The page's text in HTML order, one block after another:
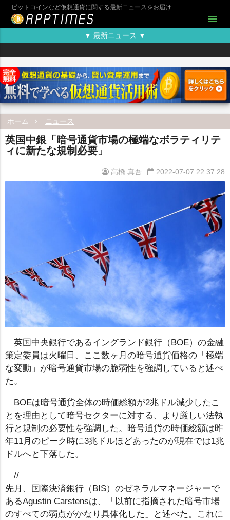
ビットコインなど仮想通貨に関する最新ニュースをお届け
menu
▼ 最新ニュース ▼
ホーム ニュース
英国中銀「暗号通貨市場の極端なボラティリテ
ィに新たな規制必要」
高橋 真吾 2022-07-07 22:37:28
英国中央銀行であるイングランド銀行（BOE）の金融
策定委員は火曜日、ここ数ヶ月の暗号通貨価格の「極端
な変動」が暗号通貨市場の脆弱性を強調していると述べ
た。
BOEは暗号通貨全体の時価総額が2兆ドル減少したこ
とを理由として暗号セクターに対する、より厳しい法執
行と規制の必要性を強調した。暗号通貨の時価総額は昨
年11月のピーク時に3兆ドルほどあったのが現在では1兆
ドルへと下落した。
//
先月、国際決済銀行（BIS）のゼネラルマネージャーで
あるAgustin Carstensは、「以前に指摘された暗号市場
のすべての弱点がかなり具体化した」と述べた。これに